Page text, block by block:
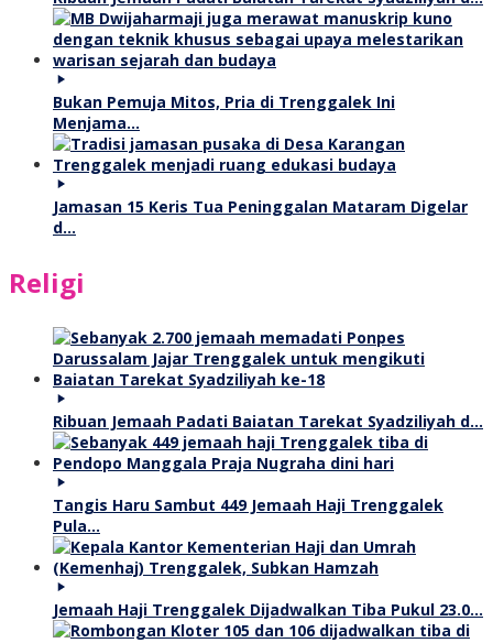
Bukan Pemuja Mitos, Pria di Trenggalek Ini
Menjama…
Jamasan 15 Keris Tua Peninggalan Mataram Digelar
d…
Religi
Ribuan Jemaah Padati Baiatan Tarekat Syadziliyah d…
Tangis Haru Sambut 449 Jemaah Haji Trenggalek
Pula…
Jemaah Haji Trenggalek Dijadwalkan Tiba Pukul 23.0…